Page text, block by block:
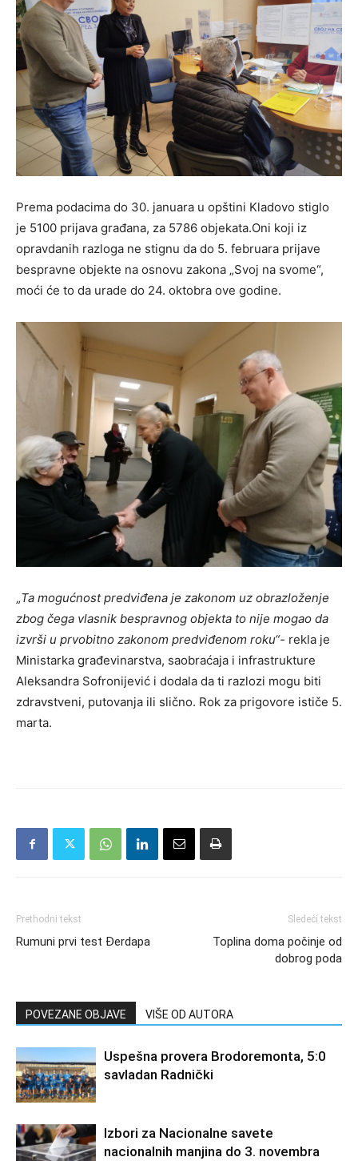
Prema podacima do 30. januara u opštini Kladovo stiglo
je 5100 prijava građana, za 5786 objekata.Oni koji iz
opravdanih razloga ne stignu da do 5. februara prijave
bespravne objekte na osnovu zakona „Svoj na svome“,
moći će to da urade do 24. oktobra ove godine.
„Ta mogućnost predviđena je zakonom uz obrazloženje
zbog čega vlasnik bespravnog objekta to nije mogao da
izvrši u prvobitno zakonom predviđenom roku“- rekla je
Ministarka građevinarstva, saobraćaja i infrastrukture
Aleksandra Sofronijević i dodala da ti razlozi mogu biti
zdravstveni, putovanja ili slično. Rok za prigovore ističe 5.
marta.
Prethodni tekst
Rumuni prvi test Đerdapa
Sledeći tekst
Toplina doma počinje od
dobrog poda
POVEZANE OBJAVE VIŠE OD AUTORA
Uspešna provera Brodoremonta, 5:0
savladan Radnički
Izbori za Nacionalne savete
nacionalnih manjina do 3. novembra